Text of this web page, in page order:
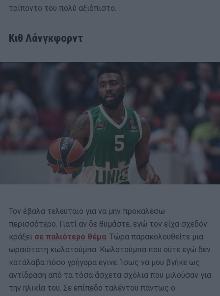
τρίποντο του πολύ αξιόπιστο.
Κιθ Λάνγκφορντ
Τον έβαλα τελευταίο για να μην προκαλέσω
περισσότερο. Γιατί αν δε θυμάστε, εγώ τον είχα σχεδόν
κράξει σε παλιότερο θέμα. Τώρα παρακολουθείτε μια
ωραιότατη κωλοτούμπα. Κωλοτούμπα που ούτε εγώ δεν
κατάλαβα πόσο γρήγορα έγινε. Ίσως να μου βγήκε ως
αντίδραση από τα τόσα άσχετα σχόλια που μιλούσαν για
την ηλικία του. Σε επίπεδο ταλέντου πάντως ο